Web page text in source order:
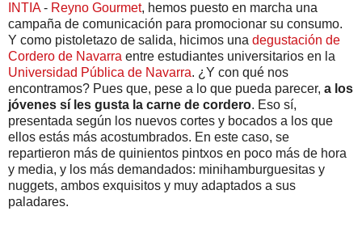
INTIA- Reyno Gourmet, hemos puesto en marcha una
campaña de comunicación para promocionar su consumo.
Y como pistoletazo de salida, hicimos una degustación de
Cordero de Navarra entre estudiantes universitarios en la
Universidad Pública de Navarra. ¿Y con qué nos
encontramos? Pues que, pese a lo que pueda parecer, a los
jóvenes sí les gusta la carne de cordero. Eso sí,
presentada según los nuevos cortes y bocados a los que
ellos estás más acostumbrados. En este caso, se
repartieron más de quinientos pintxos en poco más de hora
y media, y los más demandados: minihamburguesitas y
nuggets, ambos exquisitos y muy adaptados a sus
paladares.